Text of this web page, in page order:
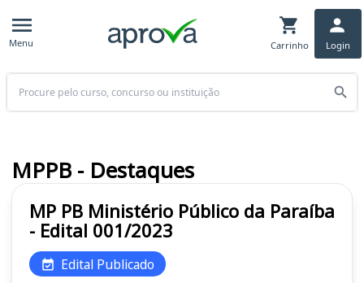
Menu Carrinho Login
Buscar
MP PB Ministério Público da Paraíba
- Edital 001/2023
Edital Publicado
MPPB - Destaques